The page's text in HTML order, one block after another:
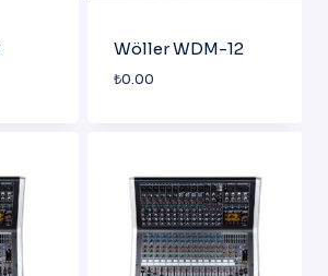
Wöller WDM-12
₺0.00